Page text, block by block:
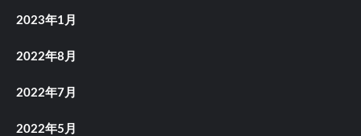
2023年1月
2022年8月
2022年7月
2022年5月